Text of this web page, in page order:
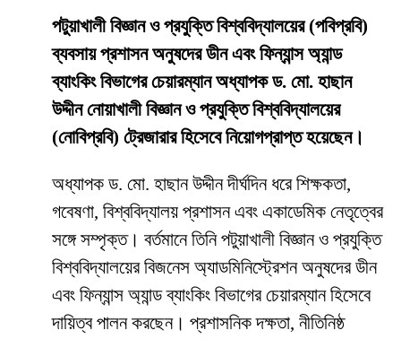
পটুয়াখালী বিজ্ঞান ও প্রযুক্তি বিশ্ববিদ্যালয়ের (পবিপ্রবি)
ব্যবসায় প্রশাসন অনুষদের ডীন এবং ফিন্যান্স অ্যান্ড
ব্যাংকিং বিভাগের চেয়ারম্যান অধ্যাপক ড. মো. হাছান
উদ্দীন নোয়াখালী বিজ্ঞান ও প্রযুক্তি বিশ্ববিদ্যালয়ের
(নোবিপ্রবি) ট্রেজারার হিসেবে নিয়োগপ্রাপ্ত হয়েছেন।
অধ্যাপক ড. মো. হাছান উদ্দীন দীর্ঘদিন ধরে শিক্ষকতা,
গবেষণা, বিশ্ববিদ্যালয় প্রশাসন এবং একাডেমিক নেতৃত্বের
সঙ্গে সম্পৃক্ত। বর্তমানে তিনি পটুয়াখালী বিজ্ঞান ও প্রযুক্তি
বিশ্ববিদ্যালয়ের বিজনেস অ্যাডমিনিস্ট্রেশন অনুষদের ডীন
এবং ফিন্যান্স অ্যান্ড ব্যাংকিং বিভাগের চেয়ারম্যান হিসেবে
দায়িত্ব পালন করছেন। প্রশাসনিক দক্ষতা, নীতিনিষ্ঠ